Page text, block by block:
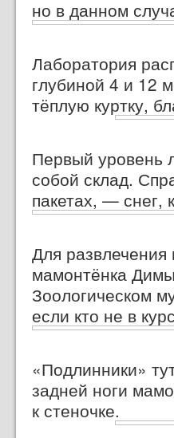
но в данном
Лаборатория
глубиной 4 и 12
тёплую куртку,
Первый уровень
собой склад.
пакетах, — снег,
Для развлечения
мамонтёнка
Зоологическом
если кто не в
«Подлинники»
задней ноги
к стеночке.